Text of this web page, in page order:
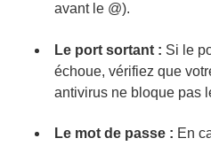
avant le @).
Le port sortant : Si le
échoue, vérifiez que
antivirus ne bloque pas
Le mot de passe : En